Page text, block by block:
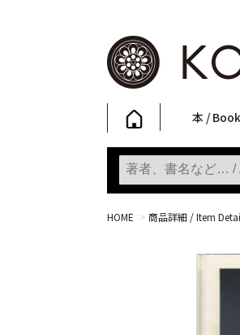
本 /
写真集
Photobooks
ファッション
Fashion
アート / 美術
Art
文学・人文
Literature &
日本文化
Japanese
新刊
New Books
SALE
SALE
HOME > 商品詳細 / Item